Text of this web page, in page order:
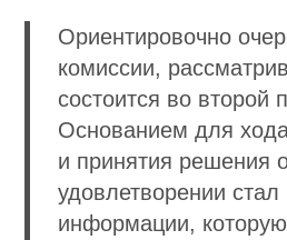
Ориентировочно
комиссии,
состоится во второй
Основанием для
и принятия решения
удовлетворении
информации,